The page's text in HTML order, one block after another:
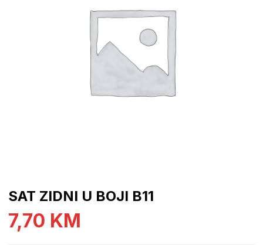
SAT ZIDNI U BOJI B11
7,70 KM